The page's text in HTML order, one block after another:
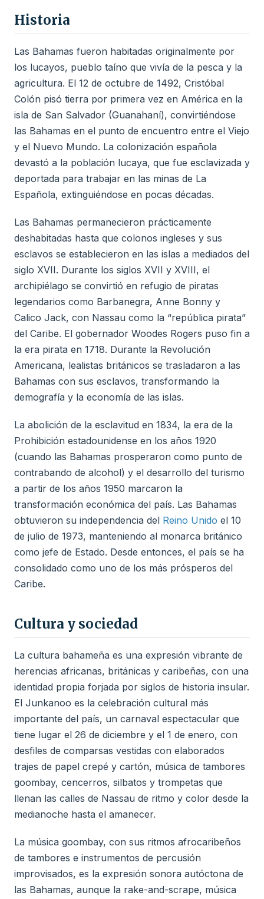
Historia
Las Bahamas fueron habitadas originalmente por
los lucayos, pueblo taíno que vivía de la pesca y la
agricultura. El 12 de octubre de 1492, Cristóbal
Colón pisó tierra por primera vez en América en la
isla de San Salvador (Guanahaní), convirtiéndose
las Bahamas en el punto de encuentro entre el Viejo
y el Nuevo Mundo. La colonización española
devastó a la población lucaya, que fue esclavizada y
deportada para trabajar en las minas de La
Española, extinguiéndose en pocas décadas.
Las Bahamas permanecieron prácticamente
deshabitadas hasta que colonos ingleses y sus
esclavos se establecieron en las islas a mediados del
siglo XVII. Durante los siglos XVII y XVIII, el
archipiélago se convirtió en refugio de piratas
legendarios como Barbanegra, Anne Bonny y
Calico Jack, con Nassau como la “república pirata”
del Caribe. El gobernador Woodes Rogers puso fin a
la era pirata en 1718. Durante la Revolución
Americana, lealistas británicos se trasladaron a las
Bahamas con sus esclavos, transformando la
demografía y la economía de las islas.
La abolición de la esclavitud en 1834, la era de la
Prohibición estadounidense en los años 1920
(cuando las Bahamas prosperaron como punto de
contrabando de alcohol) y el desarrollo del turismo
a partir de los años 1950 marcaron la
transformación económica del país. Las Bahamas
obtuvieron su independencia del Reino Unido el 10
de julio de 1973, manteniendo al monarca británico
como jefe de Estado. Desde entonces, el país se ha
consolidado como uno de los más prósperos del
Caribe.
Cultura y sociedad
La cultura bahameña es una expresión vibrante de
herencias africanas, británicas y caribeñas, con una
identidad propia forjada por siglos de historia insular.
El Junkanoo es la celebración cultural más
importante del país, un carnaval espectacular que
tiene lugar el 26 de diciembre y el 1 de enero, con
desfiles de comparsas vestidas con elaborados
trajes de papel crepé y cartón, música de tambores
goombay, cencerros, silbatos y trompetas que
llenan las calles de Nassau de ritmo y color desde la
medianoche hasta el amanecer.
La música goombay, con sus ritmos afrocaribeños
de tambores e instrumentos de percusión
improvisados, es la expresión sonora autóctona de
las Bahamas, aunque la rake-and-scrape, música